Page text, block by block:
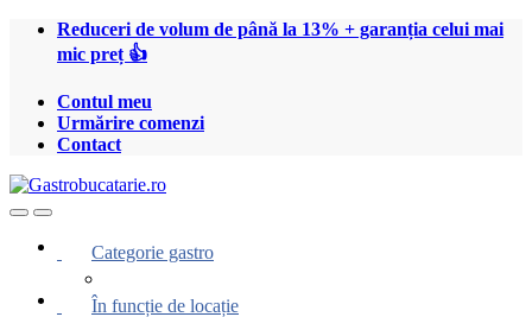
Treci
Treci
Reduceri de volum de până la 13% + garanția celui mai
mic preț 👍
Contul meu
Urmărire comenzi
Contact
OpenClose
Categorie gastro
În funcție de locație